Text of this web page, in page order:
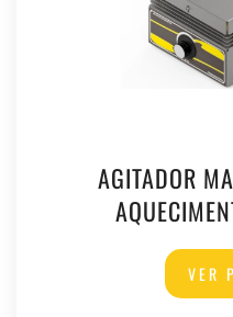
AGITADOR
VER